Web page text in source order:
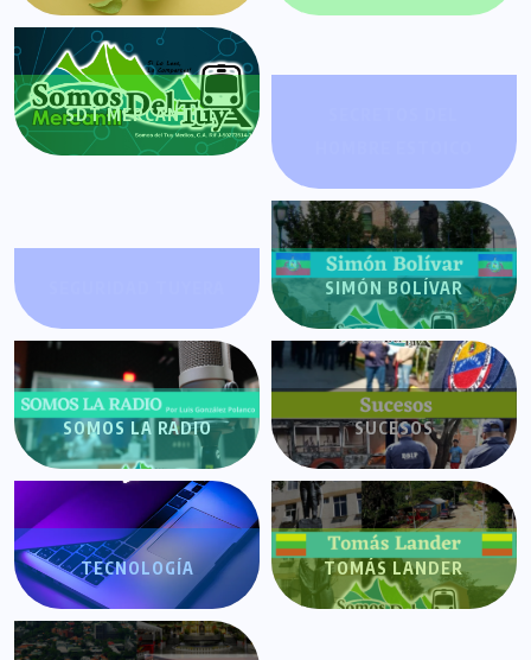
SDT MERCANTIL
SIMÓN BOLÍVAR
SOMOS LA RADIO SUCESOS
TECNOLOGÍA TOMÁS LANDER